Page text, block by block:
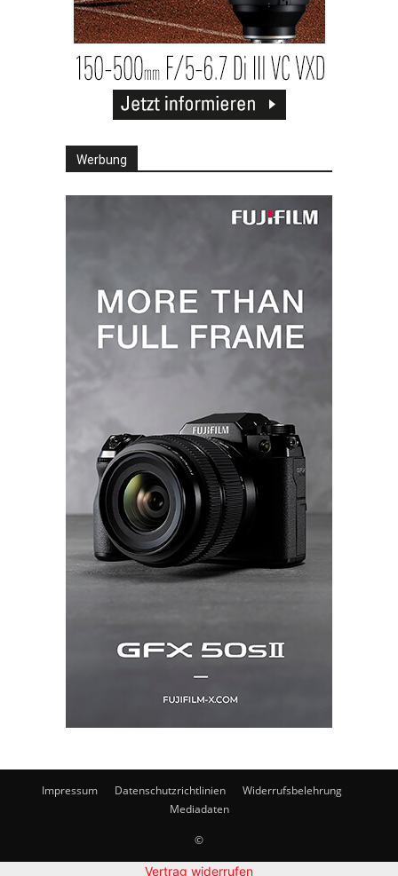
Werbung
Impressum Datenschutzrichtlinien
Widerrufsbelehrung
Mediadaten
©
Vertrag widerrufen